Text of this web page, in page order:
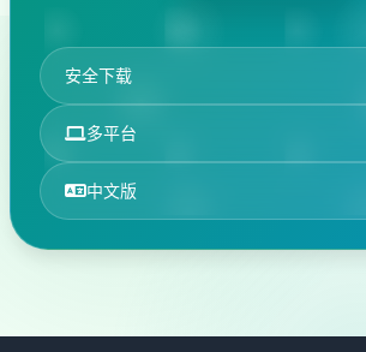
安全下载
多平台
中文版